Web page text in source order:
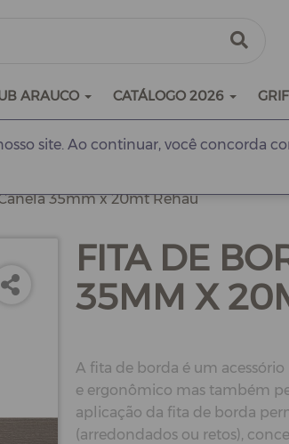
ARAUCO CATÁLOGO 2026
site. Ao continuar, você concorda
35mm x 20mt Rehau
FITA DE
35MM X
A fita de borda é um
e ergonômico mas também
aplicação da fita de borda
(arredondados ou retos),